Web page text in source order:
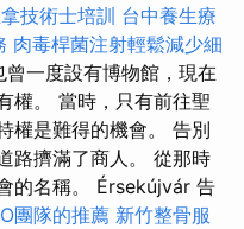
技術士培訓 台中養生療
肉毒桿菌注射輕鬆減少細
曾一度設有博物館，現在
權。 當時，只有前往聖
權是難得的機會。 告別
路擠滿了商人。 從那時
的名稱。 Érsekújvár 告
團隊的推薦 新竹整骨服